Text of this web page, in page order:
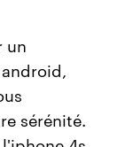
un
sérénité.